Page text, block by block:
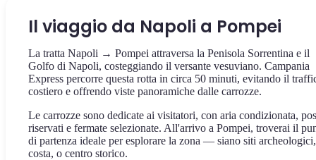
Il viaggio da Napoli a Pompei
La tratta Napoli → Pompei attraversa la Penisola Sorrentina e il
Golfo di Napoli, costeggiando il versante vesuviano. Campania
Express percorre questa rotta in circa 50 minuti, evitando il
costiero e offrendo viste panoramiche dalle carrozze.
Le carrozze sono dedicate ai visitatori, con aria condizionata,
riservati e fermate selezionate. All'arrivo a Pompei, troverai il
di partenza ideale per esplorare la zona — siano siti archeologici,
costa, o centro storico.